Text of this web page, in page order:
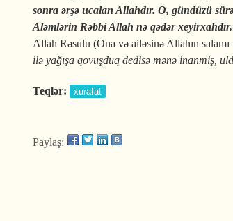
sonra ərşə ucalan Allahdır. O, gündüzü
Aləmlərin Rəbbi Allah nə qədər xeyirxahdır.​
Allah Rəsulu (Ona və ailəsinə Allahın
ilə yağışa qovuşduq dedisə mənə inanmiş,
Teqlər: xurafat
Paylaş: